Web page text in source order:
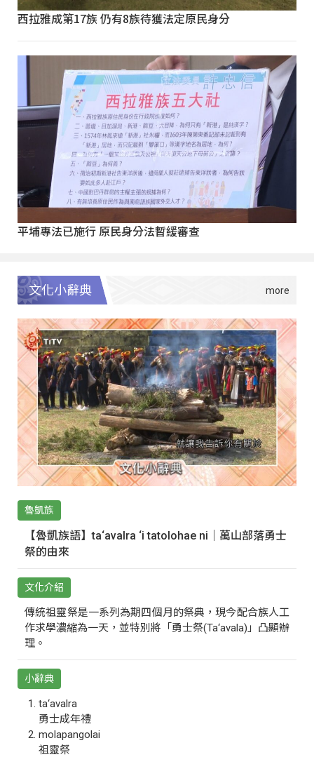
西拉雅成第17族 仍有8族待獲法定原民身分
平埔專法已施行 原民身分法暫緩審查
文化小辭典
魯凱族
【魯凱族語】ta‘avalra ‘i tatolohae ni｜萬山部落勇士
祭的由來
文化介紹
傳統祖靈祭是一系列為期四個月的祭典，現今配合族人工
作求學濃縮為一天，並特別將「勇士祭(Ta‘avala)」凸顯辦
理。
小辭典
ta‘avalra
勇士成年禮
molapangolai
祖靈祭